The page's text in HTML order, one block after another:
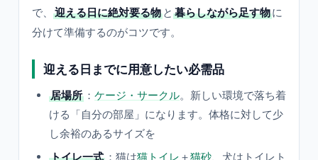
で、
迎える日に絶対要る物 と 暮らしながら足す物に
分けて準備するのがコツです。
迎える日までに用意したい必需品
居場所 ： ケージ・サークル。新しい環境で落ち着
ける「自分の部屋」になります。体格に対して少
し余裕のあるサイズを
トイレ一式 ：猫は猫トイレ ＋猫砂、犬はトイレト